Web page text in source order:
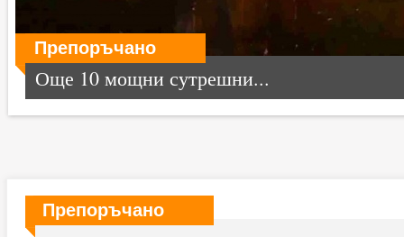
Препоръчано
Още 10 мощни сутрешни...
Препоръчано